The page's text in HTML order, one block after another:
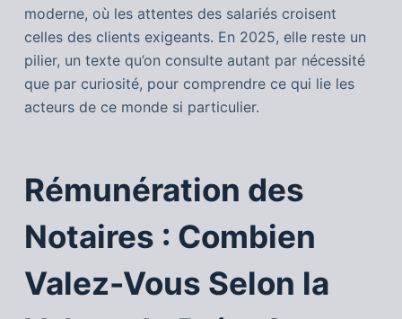
moderne, où les attentes des salariés croisent
celles des clients exigeants. En 2025, elle reste un
pilier, un texte qu’on consulte autant par nécessité
que par curiosité, pour comprendre ce qui lie les
acteurs de ce monde si particulier.
Rémunération des
Notaires : Combien
Valez-Vous Selon la